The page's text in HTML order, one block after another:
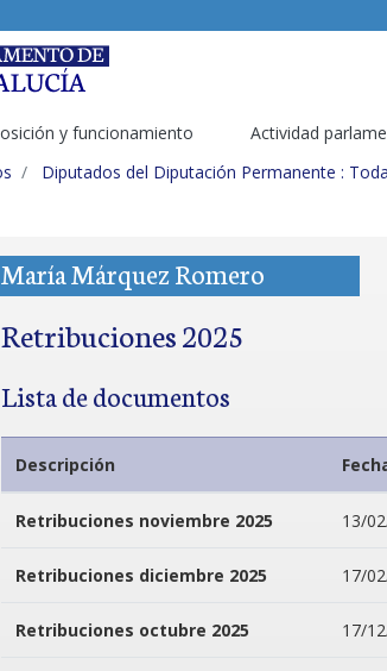
y funcionamiento Actividad
Diputados del Diputación Permanente :
María Márquez Romero
Retribuciones 2025
Lista de documentos
Descripción
Retribuciones noviembre 2025 13/
Retribuciones diciembre 2025 17/
Retribuciones octubre 2025 17/